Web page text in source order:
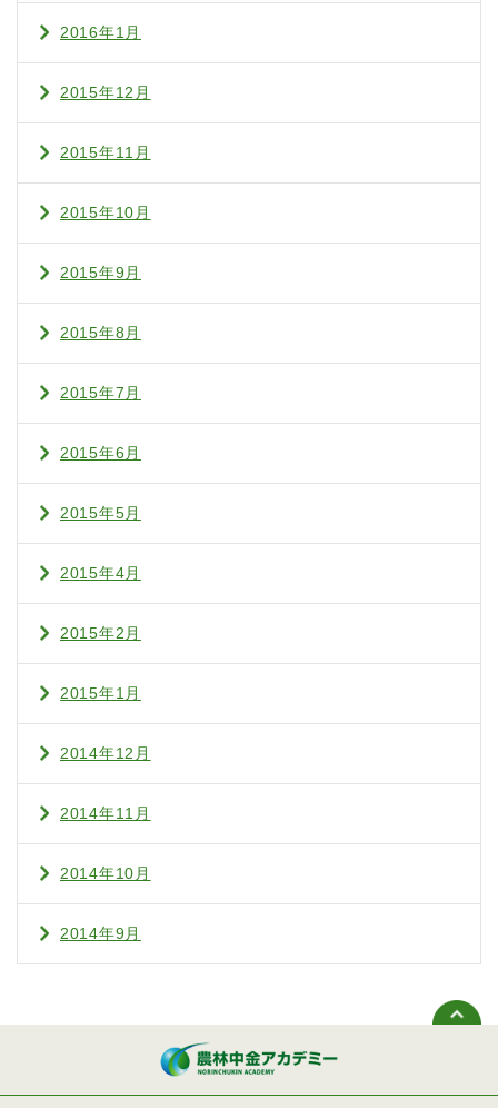
2016年1月
2015年12月
2015年11月
2015年10月
2015年9月
2015年8月
2015年7月
2015年6月
2015年5月
2015年4月
2015年2月
2015年1月
2014年12月
2014年11月
2014年10月
2014年9月